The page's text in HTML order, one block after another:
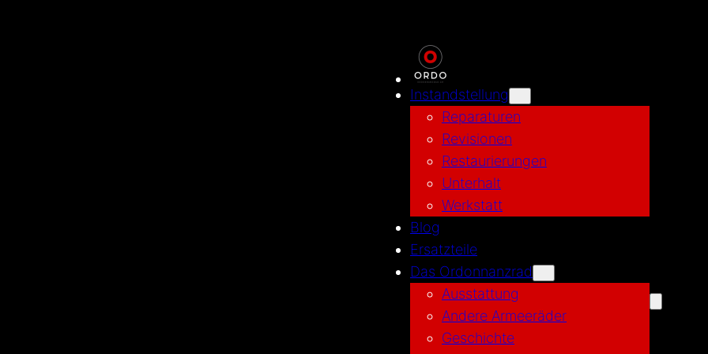
Instandstellung
Reparaturen
Revisionen
Restaurierungen
Unterhalt
Werkstatt
Blog
Ersatzteile
Das Ordonnanzrad
Ausstattung
Andere Armeeräder
Geschichte